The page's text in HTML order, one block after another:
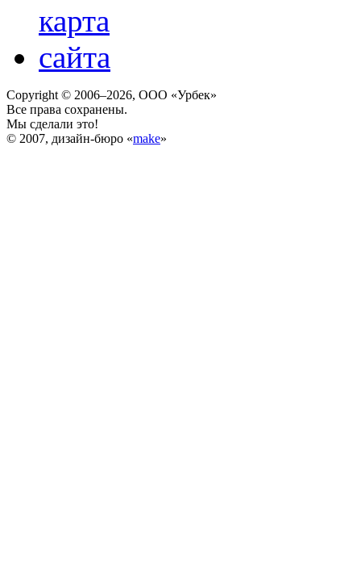
Copyright © 2006–2026, ООО «Урбек»
Все права сохранены.
Мы сделали это!
© 2007, дизайн-бюро «make»